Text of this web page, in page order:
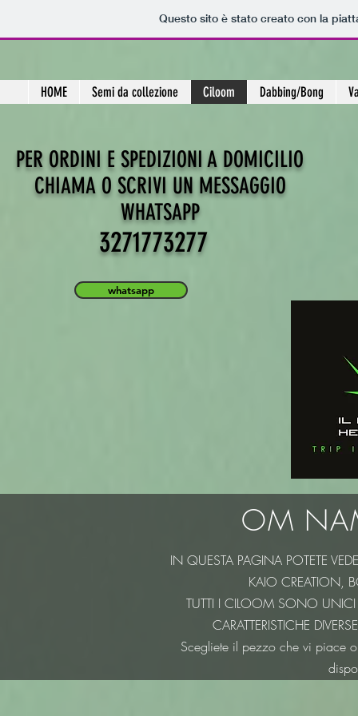
Questo sito è stato creato con la
HOME Semi da collezione Ciloom Dabbing/Bong
PER ORDINI E SPEDIZIONI A DOMICILIO
CHIAMA O SCRIVI UN MESSAGGIO
WHATSAPP
3271773277
whatsapp
OM
IN QUESTA PAGINA POTETE
KAIO CREATION,
TUTTI I CILOOM SONO
CARATTERISTICHE
Scegliete il pezzo che vi piace